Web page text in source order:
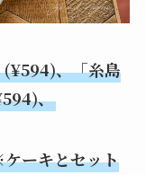
(¥594)、「糸島
、
ーキとセット